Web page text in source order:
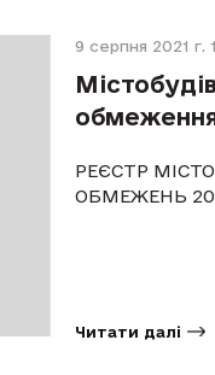
9 серпня 2021 г.
РЕЄСТР
ОБМЕЖЕНЬ
Читати далі